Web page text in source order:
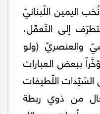
اليمين اللّبنانيّ
إلى التّعقّل،
والعنصريّ (ولو
ببعض العبارات
السّيّدات اللّطيفات
من ذوي ربطة